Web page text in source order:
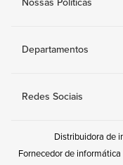
Nossas Políticas
Departamentos
Redes Sociais
Distribuidora de
Fornecedor de informática